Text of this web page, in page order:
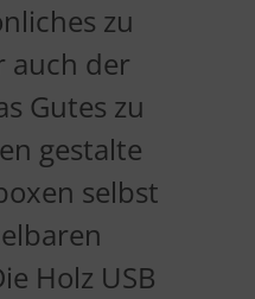
zu
auch der
Gutes zu
gestalte
selbst
Holz USB